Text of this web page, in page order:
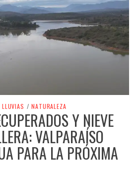
LLUVIAS / NATURALEZA
Y NIEVE
VALPARAÍSO
PARA LA PRÓXIMA